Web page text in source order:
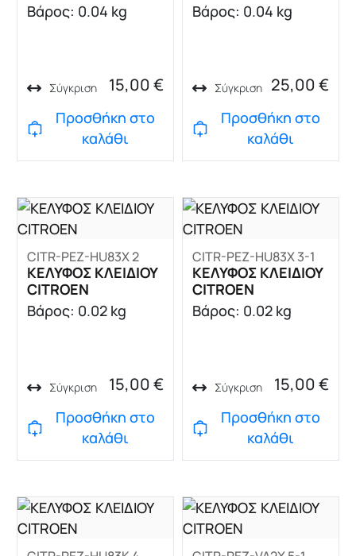
Βάρος: 0.04 kg
Σύγκριση 15,00€
Προσθήκη στο
καλάθι
Βάρος: 0.04 kg
Σύγκριση 25,00€
Προσθήκη στο
καλάθι
CITR-PEZ-HU83X 2
ΚΕΛΥΦΟΣ ΚΛΕΙΔΙΟΥ
CITROEN
Βάρος: 0.02 kg
Σύγκριση 15,00€
Προσθήκη στο
καλάθι
CITR-PEZ-HU83X 3-1
ΚΕΛΥΦΟΣ ΚΛΕΙΔΙΟΥ
CITROEN
Βάρος: 0.02 kg
Σύγκριση 15,00€
Προσθήκη στο
καλάθι